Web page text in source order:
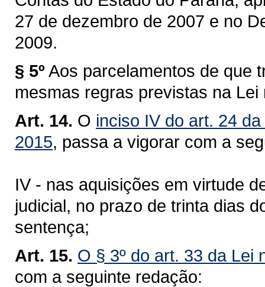
27 de dezembro de 2007 e no
2009.
§ 5º Aos parcelamentos de que
mesmas regras previstas na Lei
Art. 14. O inciso IV do art. 24
2015, passa a vigorar com a
IV - nas aquisições em virtude
judicial, no prazo de trinta dias
sentença;
Art. 15. O § 3º do art. 33 da Lei
com a seguinte redação: